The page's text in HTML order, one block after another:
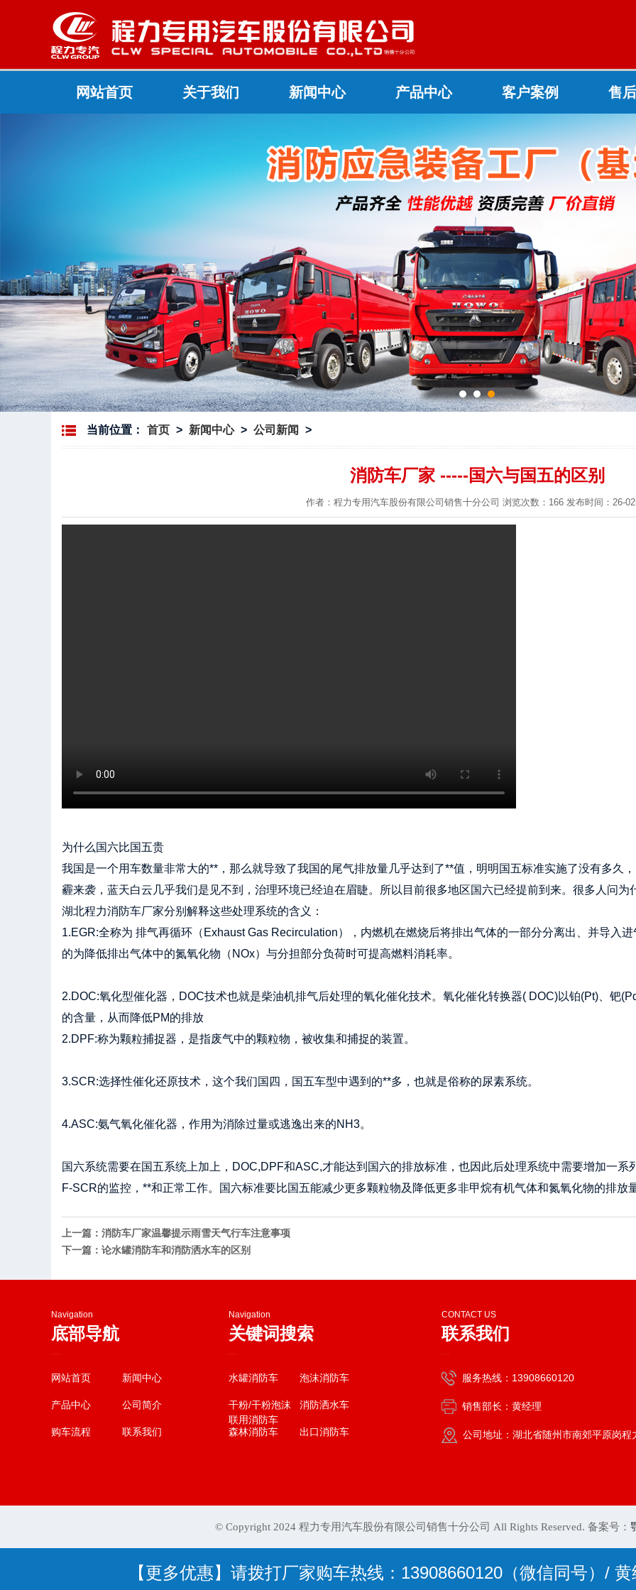
网站首页 关于我们 新闻中心 产品中心 客户案例 售
当前位置： 首页 > 新闻中心 > 公司新闻 >
消防车厂家 -----国六与国五的区别
作者：程力专用汽车股份有限公司销售十分公司 浏览次数：166 发布时间：26-
为什么国六比国五贵
我国是一个用车数量非常大的**，那么就导致了我国的尾气排放量几乎达到了**值，明明国五标准实施了没有多久
霾来袭，蓝天白云几乎我们是见不到，治理环境已经迫在眉睫。所以目前很多地区国六已经提前到来。很多人问为
湖北程力消防车厂家分别解释这些处理系统的含义：
1.EGR:全称为 排气再循环（Exhaust Gas Recirculation），内燃机在燃烧后将排出气体的一部分分离出、并导入
的为降低排出气体中的氮氧化物（NOx）与分担部分负荷时可提高燃料消耗率。
2.DOC:氧化型催化器，DOC技术也就是柴油机排气后处理的氧化催化技术。氧化催化转换器( DOC)以铂(Pt)、钯
的含量，从而降低PM的排放
2.DPF:称为颗粒捕捉器，是指废气中的颗粒物，被收集和捕捉的装置。
3.SCR:选择性催化还原技术，这个我们国四，国五车型中遇到的**多，也就是俗称的尿素系统。
4.ASC:氨气氧化催化器，作用为消除过量或逃逸出来的NH3。
国六系统需要在国五系统上加上，DOC,DPF和ASC,才能达到国六的排放标准，也因此后处理系统中需要增加一
F-SCR的监控，**和正常工作。国六标准要比国五能减少更多颗粒物及降低更多非甲烷有机气体和氮氧化物的排放
上一篇：消防车厂家温馨提示雨雪天气行车注意事项
下一篇：论水罐消防车和消防洒水车的区别
Navigation
底部导航
网站首页 新闻中心
产品中心 公司简介
购车流程 联系我们
Navigation
关键词搜索
水罐消防车 泡沫消防车
干粉/干粉泡沫
联用消防车
消防洒水车
森林消防车 出口消防车
CONTACT US
联系我们
服务热线：13908660120
销售部长：黄经理
公司地址：湖北省随州市南郊平原岗程
© Copyright 2024 程力专用汽车股份有限公司销售十分公司 All Rights Reserved. 备案号：
【更多优惠】请拨打厂家购车热线：13908660120（微信同号）/